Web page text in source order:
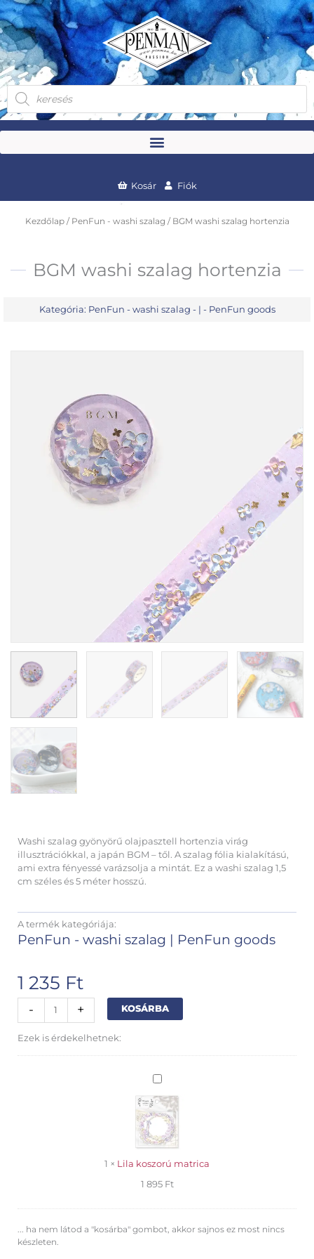
Skip
to
content
Products
search
Kosár Fiók
Kezdőlap/ PenFun - washi szalag / BGM washi szalag hortenzia
BGM washi szalag hortenzia
Kategória: PenFun - washi szalag - | - PenFun goods
Washi szalag gyönyörű olajpasztell hortenzia virág
illusztrációkkal, a japán BGM – től. A szalag fólia kialakítású,
ami extra fényessé varázsolja a mintát. Ez a washi szalag 1,5
cm széles és 5 méter hosszú.
A termék kategóriája:
PenFun - washi szalag | PenFun goods
1 235 Ft
-
hortenzia
mennyiség
+ KOSÁRBA
Ezek is érdekelhetnek:
Lila
koszorú
matrica
1 × Lila koszorú matrica
1 895 Ft
... ha nem látod a "kosárba" gombot, akkor sajnos ez most nincs
készleten.